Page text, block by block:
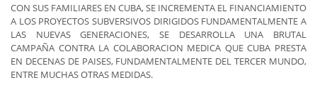
CON SUS FAMILIARES EN CUBA, SE INCREMENTA EL FINANCIAMIENTO
A LOS PROYECTOS SUBVERSIVOS DIRIGIDOS FUNDAMENTALMENTE A
LAS NUEVAS GENERACIONES, SE DESARROLLA UNA BRUTAL
CAMPAÑA CONTRA LA COLABORACION MEDICA QUE CUBA PRESTA
EN DECENAS DE PAISES, FUNDAMENTALMENTE DEL TERCER MUNDO,
ENTRE MUCHAS OTRAS MEDIDAS.